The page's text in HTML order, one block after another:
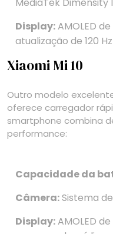
MediaTek Dimensity
Display:AMOLED
atualização de 120 Hz
Xiaomi Mi 10
Outro modelo
oferece carregador
smartphone combina
performance:
Capacidade da
Câmera:Sistema
Display:AMOLED